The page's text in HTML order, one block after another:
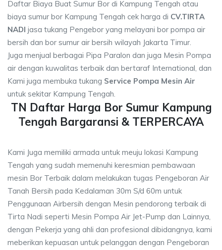
Daftar Biaya Buat Sumur Bor di Kampung Tengah atau
biaya sumur bor Kampung Tengah cek harga di CV.TIRTA
NADI jasa tukang Pengebor yang melayani bor pompa air
bersih dan bor sumur air bersih wilayah Jakarta Timur.
Juga menjual berbagai Pipa Paralon dan juga Mesin Pompa
air dengan kuwalitas terbaik dan bertaraf International, dan
Kami juga membuka tukang Service Pompa Mesin Air
untuk sekitar Kampung Tengah.
TN Daftar Harga Bor Sumur Kampung
Tengah Bargaransi & TERPERCAYA
Kami Juga memiliki armada untuk meuju lokasi Kampung
Tengah yang sudah memenuhi keresmian pembawaan
mesin Bor Terbaik dalam melakukan tugas Pengeboran Air
Tanah Bersih pada Kedalaman 30m S/d 60m untuk
Penggunaan Airbersih dengan Mesin pendorong terbaik di
Tirta Nadi seperti Mesin Pompa Air Jet-Pump dan Lainnya,
dengan Pekerja yang ahli dan profesional dibidangnya, kami
meberikan kepuasan untuk pelanggan dengan Pengeboran